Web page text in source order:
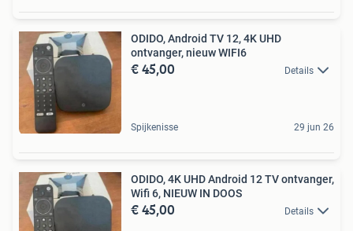
ODIDO, Android TV 12, 4K UHD
ontvanger, nieuw WIFI6
€ 45,00 Details
Spijkenisse 29 jun 26
ODIDO, 4K UHD Android 12 TV ontvanger,
Wifi 6, NIEUW IN DOOS
€ 45,00 Details